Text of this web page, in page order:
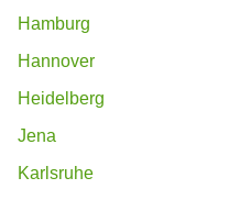
Hamburg
Hannover
Heidelberg
Jena
Karlsruhe